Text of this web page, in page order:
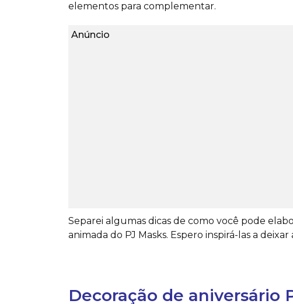
elementos para complementar.
Anúncio
Separei algumas dicas de como você pode
animada do PJ Masks. Espero inspirá-las a
Decoração de aniversário